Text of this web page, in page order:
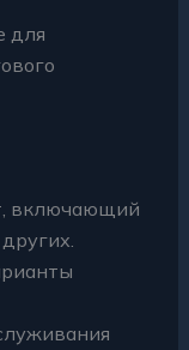
для
включающий